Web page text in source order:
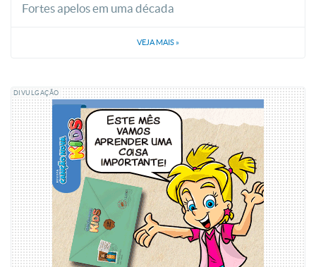
Fortes apelos em uma década
VEJA MAIS »
DIVULGAÇÃO